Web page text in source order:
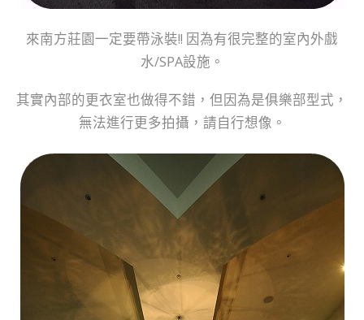
來南方莊園一定要帶泳裝!! 因為有很完整的室內外戲
水/SPA設施。
其實內部的更衣室也做得不錯，但因為是俱樂部型式，
無法進行更多拍攝，請自行想像。